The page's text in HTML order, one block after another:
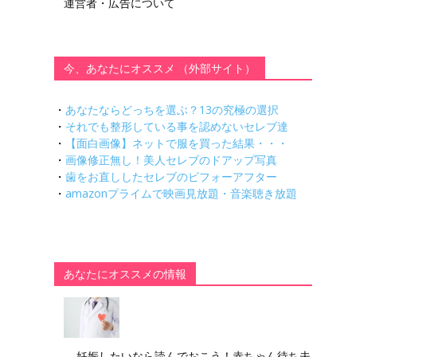
今、あなたにオススメ （外部サイト）
・ あなたならどっちを選ぶ？13の究極の選択
・ それでも整形している事を認めないセレブ達
・
【面白画像】ネットで服を買った結果・・・
・ 画像修正無し！美人セレブのドアップ写真
・ 歯をお直ししたセレブのビフォーアフター
・ amazonプライムで映画見放題・音楽聴き放題
あなたにオススメの情報